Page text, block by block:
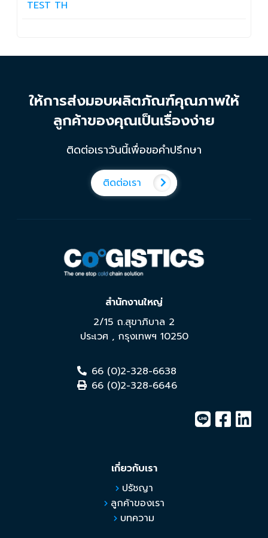
TEST TH
ให้การส่งมอบผลิตภัณฑ์คุณภาพให้
ลูกค้าของคุณเป็นเรื่องง่าย
ติดต่อเราวันนี้เพื่อขอคำปรึกษา
ติดต่อเรา
สำนักงานใหญ่
2/15 ถ.สุขาภิบาล 2
ประเวศ , กรุงเทพฯ 10250
66 (0)2-328-6638
66 (0)2-328-6646
เกี่ยวกับเรา
ปรัชญา
ลูกค้าของเรา
บทความ